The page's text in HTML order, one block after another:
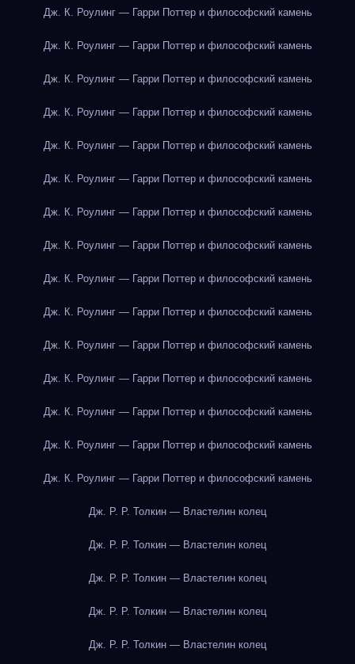
Дж. К. Роулинг — Гарри Поттер и философский камень
Дж. К. Роулинг — Гарри Поттер и философский камень
Дж. К. Роулинг — Гарри Поттер и философский камень
Дж. К. Роулинг — Гарри Поттер и философский камень
Дж. К. Роулинг — Гарри Поттер и философский камень
Дж. К. Роулинг — Гарри Поттер и философский камень
Дж. К. Роулинг — Гарри Поттер и философский камень
Дж. К. Роулинг — Гарри Поттер и философский камень
Дж. К. Роулинг — Гарри Поттер и философский камень
Дж. К. Роулинг — Гарри Поттер и философский камень
Дж. К. Роулинг — Гарри Поттер и философский камень
Дж. К. Роулинг — Гарри Поттер и философский камень
Дж. К. Роулинг — Гарри Поттер и философский камень
Дж. К. Роулинг — Гарри Поттер и философский камень
Дж. К. Роулинг — Гарри Поттер и философский камень
Дж. Р. Р. Толкин — Властелин колец
Дж. Р. Р. Толкин — Властелин колец
Дж. Р. Р. Толкин — Властелин колец
Дж. Р. Р. Толкин — Властелин колец
Дж. Р. Р. Толкин — Властелин колец